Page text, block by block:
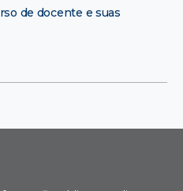
de docente e suas